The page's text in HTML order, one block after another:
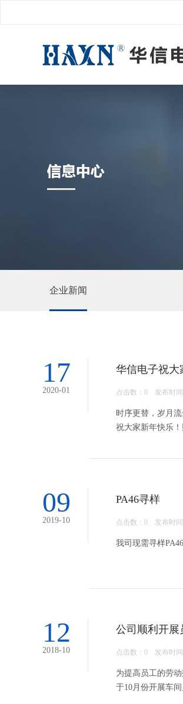
企业新闻
17
2020-01
华信电子祝大
点击数： 0 发布时间
时序更替，岁月
祝大家新年快乐
09
2019-10
PA46寻样
点击数： 0 发布时间
我司现需寻样
12
2018-10
公司顺利开展
点击数： 0 发布时间
为提高员工的劳
于10月份开展车